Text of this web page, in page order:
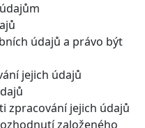
údajů a právo být
jejich údajů
zpracování jejich údajů
založeného